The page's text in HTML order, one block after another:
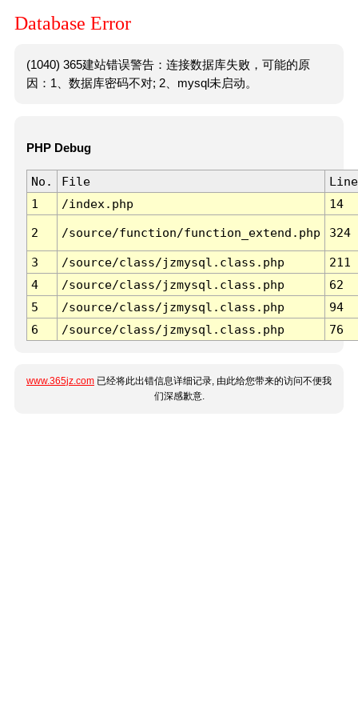
Database Error
(1040) 365建站错误警告：连接数据库失败，可能的原
因：1、数据库密码不对; 2、mysql未启动。
PHP Debug
No. File
Line
1
/index.php 14
2 /source/function/function_extend.php 324
3 /source/class/jzmysql.class.php
211
4
/source/class/jzmysql.class.php
62
5
/source/class/jzmysql.class.php
94
6
/source/class/jzmysql.class.php 76
www.365jz.com 已经将此出错信息详细记录, 由此给您带来的访问不便我
们深感歉意.